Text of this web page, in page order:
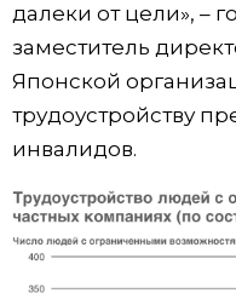
далеки от цели», –
заместитель
Японской
трудоустройству
инвалидов.